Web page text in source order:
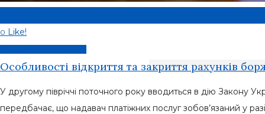
0 Like!
Особливості відкриття та закриття рахунків
У другому півріччі поточного року вводиться в дію Закону
передбачає, що надавач платіжних послуг зобов’язаний у